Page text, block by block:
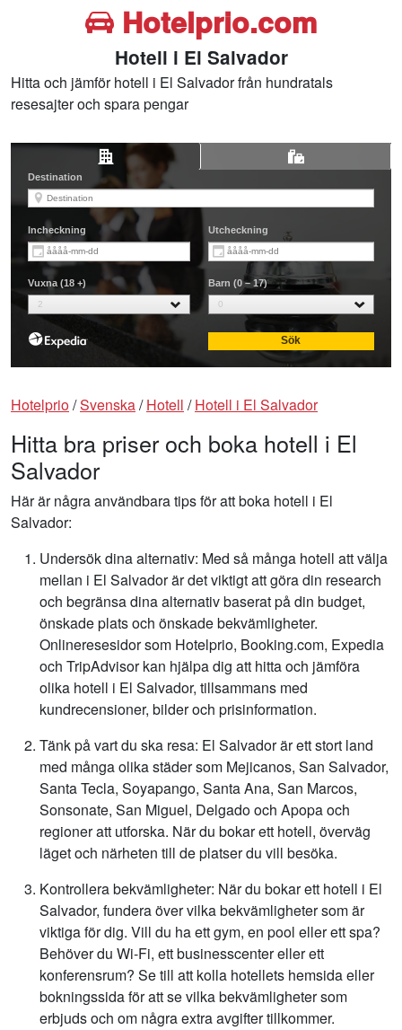
Hotelprio.com
Hotell i El Salvador
Hitta och jämför hotell i El Salvador från hundratals
resesajter och spara pengar
Hotelprio/Svenska/Hotell /Hotell i El Salvador
Hitta bra priser och boka hotell i El
Salvador
Här är några användbara tips för att boka hotell i El
Salvador:
Undersök dina alternativ: Med så många hotell att välja
mellan i El Salvador är det viktigt att göra din research
och begränsa dina alternativ baserat på din budget,
önskade plats och önskade bekvämligheter.
Onlineresesidor som Hotelprio, Booking.com, Expedia
och TripAdvisor kan hjälpa dig att hitta och jämföra
olika hotell i El Salvador, tillsammans med
kundrecensioner, bilder och prisinformation.
Tänk på vart du ska resa: El Salvador är ett stort land
med många olika städer som Mejicanos, San Salvador,
Santa Tecla, Soyapango, Santa Ana, San Marcos,
Sonsonate, San Miguel, Delgado och Apopa och
regioner att utforska. När du bokar ett hotell, överväg
läget och närheten till de platser du vill besöka.
Kontrollera bekvämligheter: När du bokar ett hotell i El
Salvador, fundera över vilka bekvämligheter som är
viktiga för dig. Vill du ha ett gym, en pool eller ett spa?
Behöver du Wi-Fi, ett businesscenter eller ett
konferensrum? Se till att kolla hotellets hemsida eller
bokningssida för att se vilka bekvämligheter som
erbjuds och om några extra avgifter tillkommer.